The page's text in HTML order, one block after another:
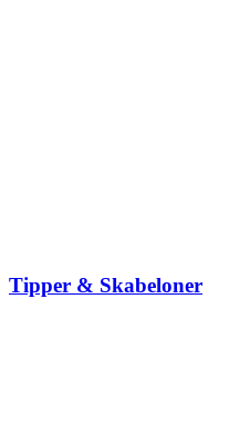
Tipper & Skabeloner